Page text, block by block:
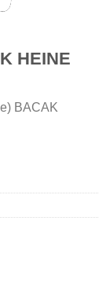
HEINE
BACAK